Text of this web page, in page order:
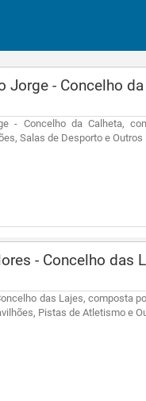
Jorge - Concelho
- Concelho da Calheta,
Salas de Desporto e Outros
- Concelho das
das Lajes, composta
Pistas de Atletismo e